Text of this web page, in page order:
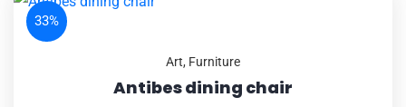
33%
Art, Furniture
Antibes dining chair